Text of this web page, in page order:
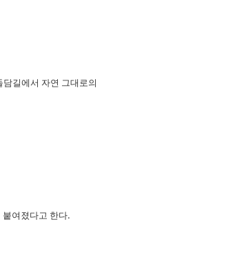
길에서 자연 그대로의
붙여졌다고 한다.